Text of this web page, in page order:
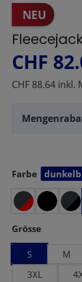
NEU
CHF
CHF 88.64 inkl.
Farbe
auswählen
Grösse
S M
3XL